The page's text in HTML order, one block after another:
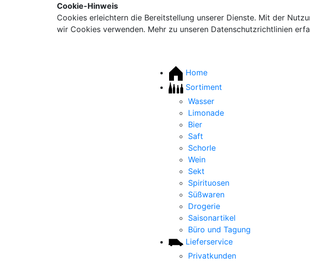
Cookie-Hinweis
Cookies erleichtern die Bereitstellung unserer Dienste. Mit der
wir Cookies verwenden. Mehr zu unseren Datenschutzrichtlinien
Home
Sortiment
Wasser
Limonade
Bier
Saft
Schorle
Wein
Sekt
Spirituosen
Süßwaren
Drogerie
Saisonartikel
Büro und Tagung
Lieferservice
Privatkunden